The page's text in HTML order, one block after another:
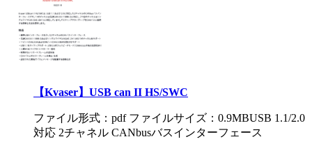
【Kvaser】USB can II HS/SWC
ファイル形式：pdf ファイルサイズ：0.9MBUSB 1.1/2.0
対応 2チャネル CANbusバスインターフェース